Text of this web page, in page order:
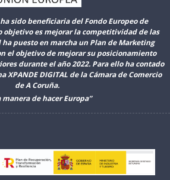
sido beneficiaria del Fondo Europeo de
objetivo es mejorar la competitividad de las
ha puesto en marcha un Plan de Marketing
el objetivo de mejorar su posicionamiento
durante el año 2022. Para ello ha contado
XPANDE DIGITAL de la Cámara de Comercio
de A Coruña.
manera de hacer Europa”